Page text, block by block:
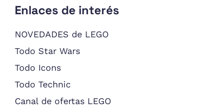
Enlaces de interés
NOVEDADES de LEGO
Todo Star Wars
Todo Icons
Todo Technic
Canal de ofertas LEGO